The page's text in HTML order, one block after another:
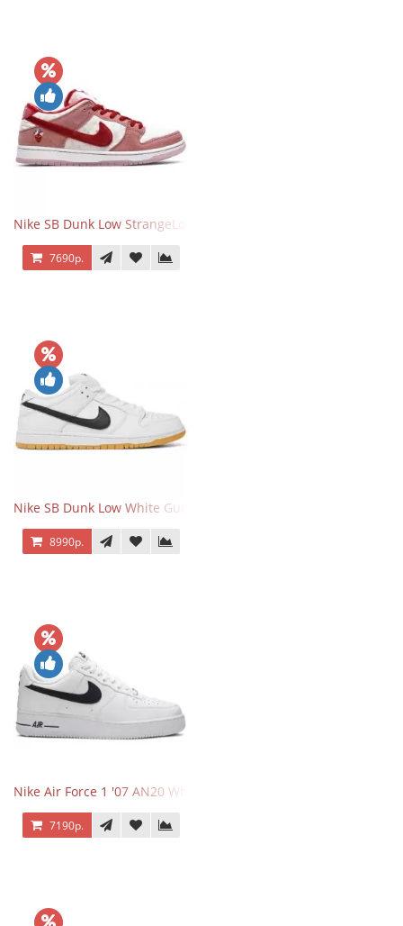
Nike SB Dunk Low StrangeLove Valentine's Day
7690р.
Nike SB Dunk Low White Gum
8990р.
Nike Air Force 1 '07 AN20 White Black
7190р.